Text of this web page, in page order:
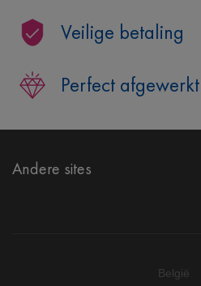
Veilige betaling
Perfect afgewerkt
Andere sites
België